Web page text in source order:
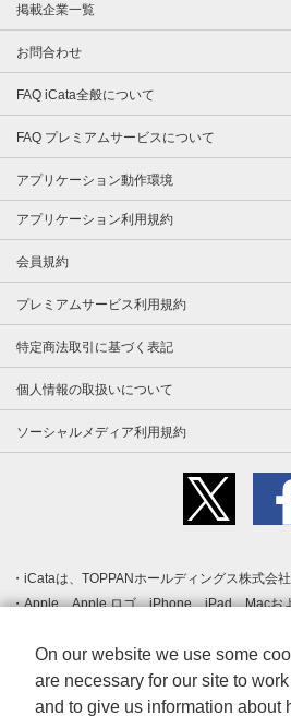
掲載企業一覧
お問合わせ
FAQ iCata全般について
FAQ プレミアムサービスについて
アプリケーション動作環境
アプリケーション利用規約
会員規約
プレミアムサービス利用規約
特定商法取引に基づく表記
個人情報の取扱いについて
ソーシャルメディア利用規約
iCataは、TOPPANホールディングス株式会社
Apple、Apple ロゴ、iPhone、iPad、Macお
登録された Apple Inc. の商標です。App
クです。
Android、Google Play および Google Play
す。
On our website we use some
are necessary for our site to
and to give us information about